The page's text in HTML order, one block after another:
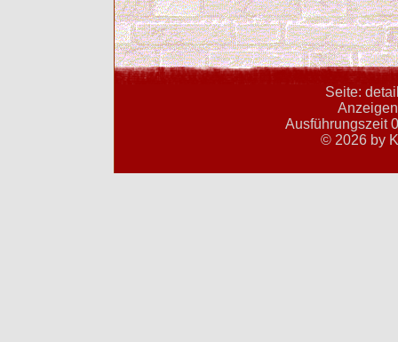
Seite:
Ausführungszeit
© 2026 by